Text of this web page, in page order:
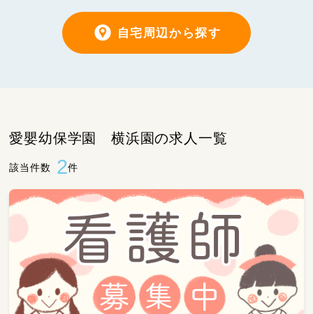
自宅周辺から探す
愛嬰幼保学園 横浜園の求人一覧
該当件数 2件